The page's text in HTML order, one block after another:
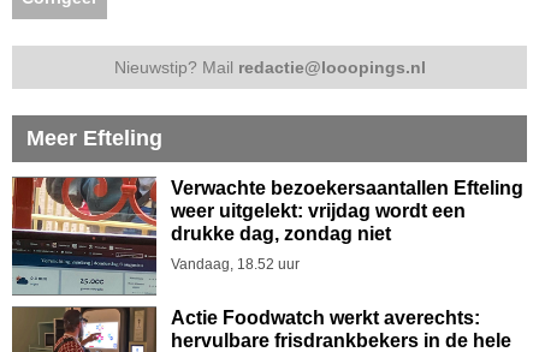
Nieuwstip? Mail redactie@looopings.nl
Meer Efteling
Verwachte bezoekersaantallen Efteling
weer uitgelekt: vrijdag wordt een
drukke dag, zondag niet
Vandaag, 18.52 uur
Actie Foodwatch werkt averechts:
hervulbare frisdrankbekers in de hele